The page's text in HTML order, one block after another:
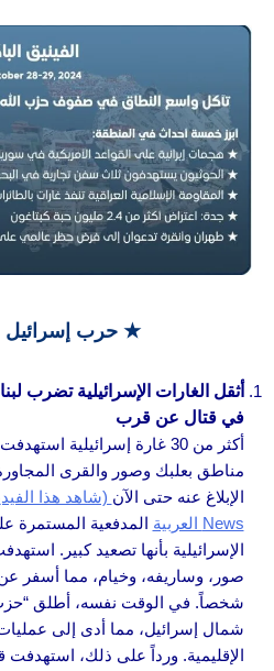
★ حرب إسرائيل
أثقل الغارات الإسرائيلية تضرب
في قتال عن قرب
أكثر من 30 غارة إسرائيلية
مناطق بعلبك وصور والقرى
الإبلاغ عنه حتى الآن (شاهد هذا
News العربية
المدفعية المستمرة
الإسرائيلية بأنها تصعيد كبير.
شخصاً. في الوقت نفسه، أطلق “حزب
شمال إسرائيل، مما أدى إلى عمليات
الإقليمية. ورداً على ذلك، استهدفت